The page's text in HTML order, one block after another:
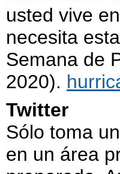
usted vive
necesita
Semana de
2020).
Twitter
Sólo toma
en un área